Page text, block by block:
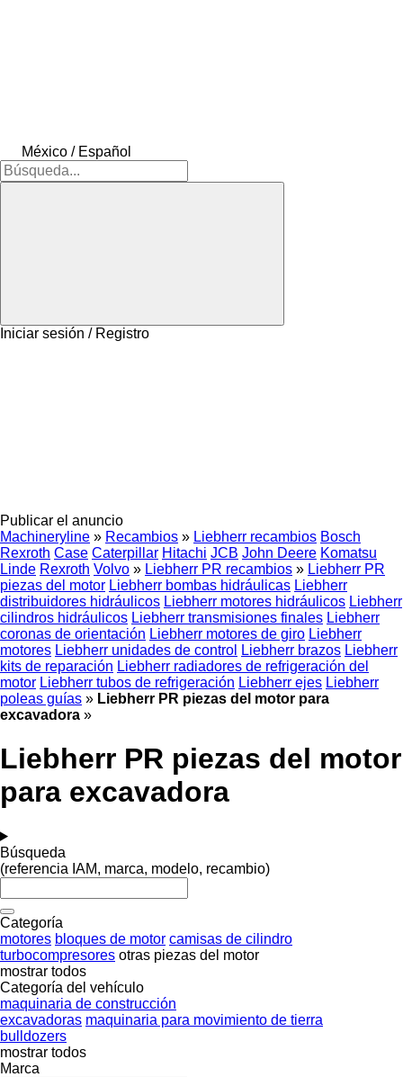
México / Español
Iniciar sesión / Registro
Publicar el anuncio
Machineryline » Recambios » Liebherr recambios Bosch
Rexroth Case Caterpillar Hitachi JCB John Deere Komatsu
Linde Rexroth Volvo » Liebherr PR recambios » Liebherr PR
piezas del motor Liebherr bombas hidráulicas Liebherr
distribuidores hidráulicos Liebherr motores hidráulicos Liebherr
cilindros hidráulicos Liebherr transmisiones finales Liebherr
coronas de orientación Liebherr motores de giro Liebherr
motores Liebherr unidades de control Liebherr brazos Liebherr
kits de reparación Liebherr radiadores de refrigeración del
motor Liebherr tubos de refrigeración Liebherr ejes Liebherr
poleas guías » Liebherr PR piezas del motor para
excavadora »
Liebherr PR piezas del motor
para excavadora
Búsqueda
(referencia IAM, marca, modelo, recambio)
Categoría
motores bloques de motor camisas de cilindro
turbocompresores otras piezas del motor
mostrar todos
Categoría del vehículo
maquinaria de construcción
excavadoras maquinaria para movimiento de tierra
bulldozers
mostrar todos
Marca